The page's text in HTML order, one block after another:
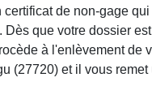
certificat de non-gage
Dès que votre dossier
à l'enlèvement de
(27720) et il vous remet